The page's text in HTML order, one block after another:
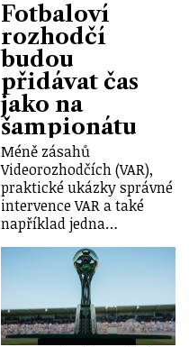
Fotbaloví
rozhodčí
budou
přidávat čas
jako na
šampionátu
Méně zásahů
Videorozhodčích (VAR),
praktické ukázky správné
intervence VAR a také
například jedna…